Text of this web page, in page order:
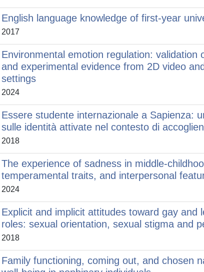
English language knowledge of first-year
2017
Environmental emotion regulation: validation
and experimental evidence from 2D video
settings
2024
Essere studente internazionale a Sapienza:
sulle identità attivate nel contesto di
2018
The experience of sadness in middle-
temperamental traits, and interpersonal
2024
Explicit and implicit attitudes toward gay and
roles: sexual orientation, sexual stigma and
2018
Family functioning, coming out, and chosen